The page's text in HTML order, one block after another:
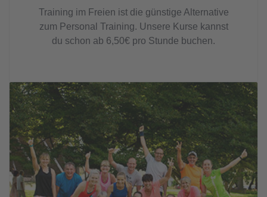
Training im Freien ist die günstige Alternative
zum Personal Training. Unsere Kurse kannst
du schon ab 6,50€ pro Stunde buchen.